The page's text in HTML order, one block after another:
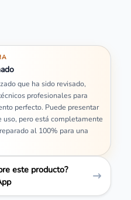
que ha sido revisado,
profesionales para
perfecto. Puede presentar
uso, pero está completamente
al 100% para una
este producto?